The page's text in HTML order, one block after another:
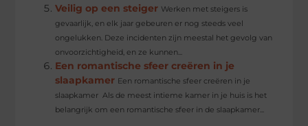
Veilig op een steiger Werken met steigers is
gevaarlijk, en elk jaar gebeuren er nog steeds veel
ongelukken. Deze incidenten zijn meestal het gevolg van
onvoorzichtigheid, en ze kunnen...
Een romantische sfeer creëren in je
slaapkamer Een romantische sfeer creëren in je
slaapkamer Als de meest intieme kamer in je huis is het
belangrijk om een romantische sfeer in de slaapkamer...